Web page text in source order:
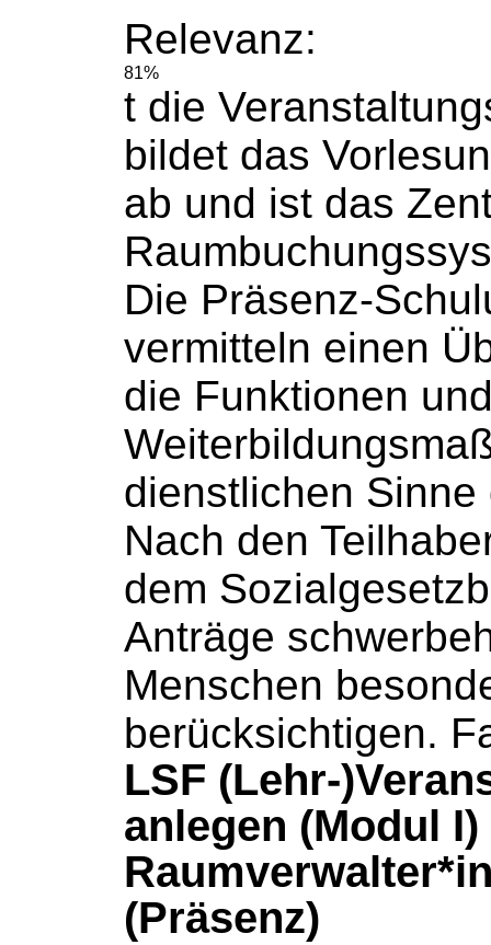
Relevanz:
81%
t die
bildet das
ab und ist das
Die Präsenz-
vermitteln einen
die Funktionen
dienstlichen
Nach den
dem
Anträge
Menschen
berücksichtigen.
LSF (Lehr-
anlegen (Modul
(Präsenz)